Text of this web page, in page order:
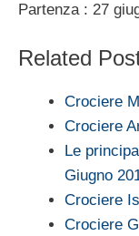
Partenza : 27
Related
Crociere
Crociere
Le
Giugno
Crociere
Crociere